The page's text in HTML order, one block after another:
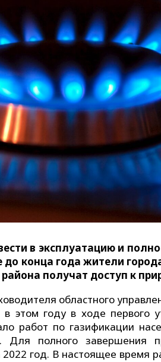
в эксплуатацию и
конца года жители
получат доступ к
областного
этом году в ходе первого
работ по газификации
Для полного завершения
2022 год. В настоящее время